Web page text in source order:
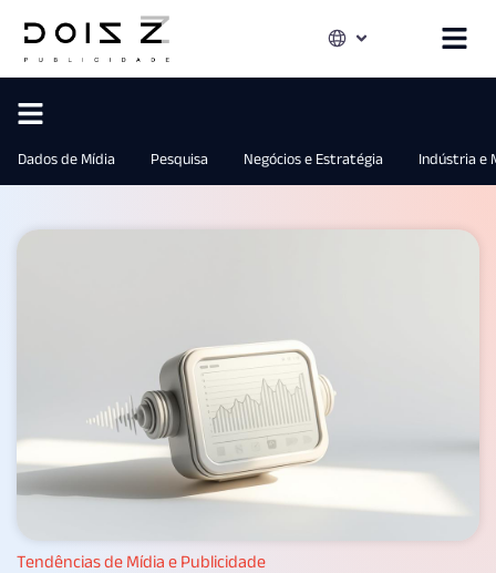
Dados de Mídia Pesquisa Negócios e Estratégia Indústria e
Tendências de Mídia e Publicidade